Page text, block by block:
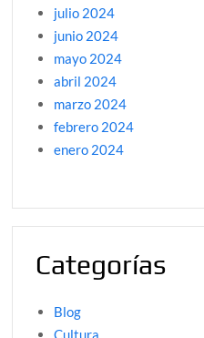
julio 2024
junio 2024
mayo 2024
abril 2024
marzo 2024
febrero 2024
enero 2024
Categorías
Blog
Cultura